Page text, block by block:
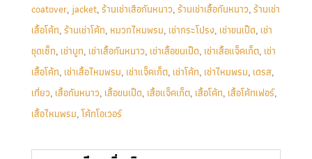
coatover, jacket,ร้านเช่าเสือกันหนาว,ร้านเช่าเสื้อกันหนาว,ร้านเช่า
เสื้อโค้ท,ร้านเช่าโค้ท, หมวกไหมพรม, เช่ากระโปรง, เช่าขนเป็ด, เช่า
ชุดเซ็ท, เช่าบูท, เช่าเสื้อกันหนาว, เช่าเสื้อขนเป็ด, เช่าเสื้อแจ็คเก็ต, เช่า
เสื้อโค้ท, เช่าเสื้อไหมพรม, เช่าแจ็คเก็ต, เช่าโค้ท, เช่าไหมพรม, เดรส,
เที่ยว, เสื้อกันหนาว, เสื้อขนเป็ด, เสื้อแจ็คเก็ต, เสื้อโค้ท, เสื้อโค้ทเฟอร์,
เสื้อไหมพรม,โค้ทโอเวอร์